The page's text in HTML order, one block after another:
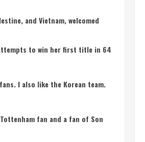
and Vietnam, welcomed
to win her first title in 64
I also like the Korean team.
fan and a fan of Son